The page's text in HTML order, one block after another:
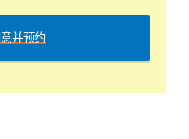
意并预约